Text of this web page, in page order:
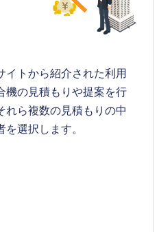
イトから紹介された利用
機の見積もりや提案を行
れら複数の見積もりの中
選択します。